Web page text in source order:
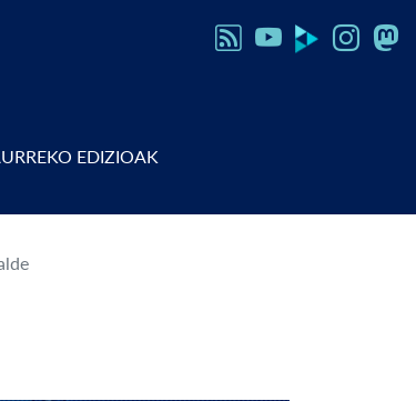
EDIZIOAK